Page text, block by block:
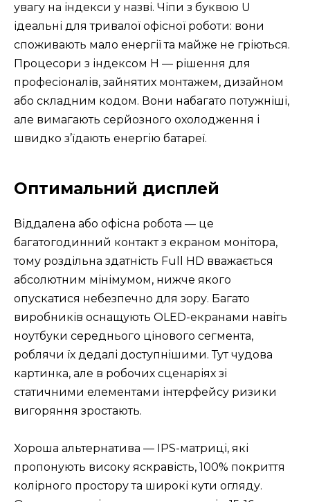
увагу на індекси у назві. Чіпи з буквою U
ідеальні для тривалої офісної роботи: вони
споживають мало енергії та майже не гріються.
Процесори з індексом H — рішення для
професіоналів, зайнятих монтажем, дизайном
або складним кодом. Вони набагато потужніші,
але вимагають серйозного охолодження і
швидко з’їдають енергію батареї.
Оптимальний дисплей
Віддалена або офісна робота — це
багатогодинний контакт з екраном монітора,
тому роздільна здатність Full HD вважається
абсолютним мінімумом, нижче якого
опускатися небезпечно для зору. Багато
виробників оснащують OLED-екранами навіть
ноутбуки середнього цінового сегмента,
роблячи їх дедалі доступнішими. Тут чудова
картинка, але в робочих сценаріях зі
статичними елементами інтерфейсу ризики
вигоряння зростають.
Хороша альтернатива — IPS-матриці, які
пропонують високу яскравість, 100% покриття
колірного простору та широкі кути огляду.